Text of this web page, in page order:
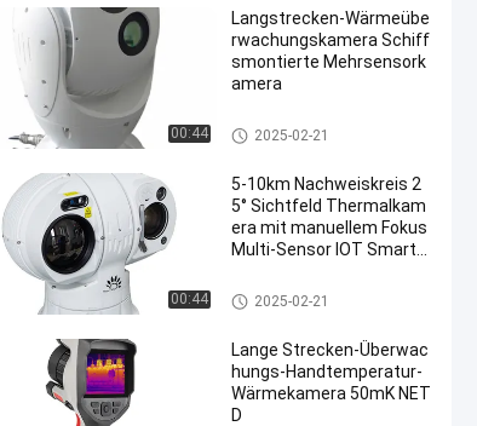
00:44
Langstrecken-Wärmeübe
rwachungskamera Schiff
smontierte Mehrsensork
amera
Wärmekamera der langen Stre
cke
2025-02-21
00:44
5-10km Nachweiskreis 2
5° Sichtfeld Thermalkam
era mit manuellem Fokus
Multi-Sensor IOT Smart-K
Wärmekamera der langen Stre
cke
2025-02-21
Lange Strecken-Überwac
hungs-Handtemperatur-
Wärmekamera 50mK NET
D